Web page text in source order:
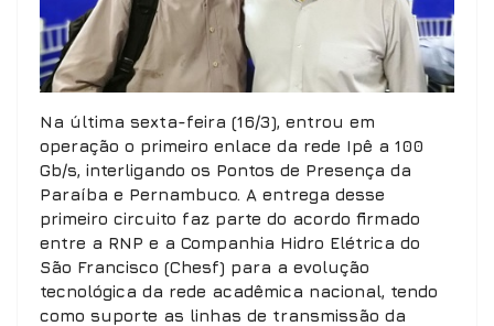
Na última sexta-feira (16/3), entrou em
operação o primeiro enlace da rede Ipê a 100
Gb/s, interligando os Pontos de Presença da
Paraíba e Pernambuco. A entrega desse
primeiro circuito faz parte do acordo firmado
entre a RNP e a Companhia Hidro Elétrica do
São Francisco (Chesf) para a evolução
tecnológica da rede acadêmica nacional, tendo
como suporte as linhas de transmissão da